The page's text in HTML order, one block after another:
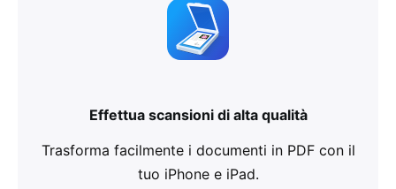
Effettua scansioni di alta qualità
Trasforma facilmente i documenti in PDF con il
tuo iPhone e iPad.